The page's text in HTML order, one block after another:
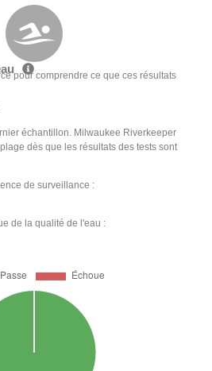
pour comprendre ce que ces résultats
échantillon. Milwaukee Riverkeeper
dès que les résultats des tests sont
de surveillance :
de la qualité de l'eau :